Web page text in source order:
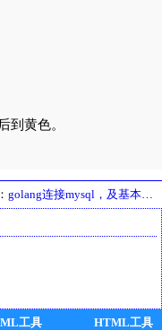
到黄色。
golang连接mysql，及基本操作
工具
HTML工具